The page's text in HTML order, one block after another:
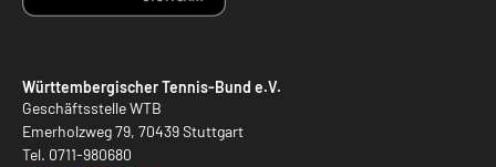
Württembergischer Tennis-Bund e.V.
Geschäftsstelle WTB
Emerholzweg 79, 70439 Stuttgart
Tel. 0711-980680